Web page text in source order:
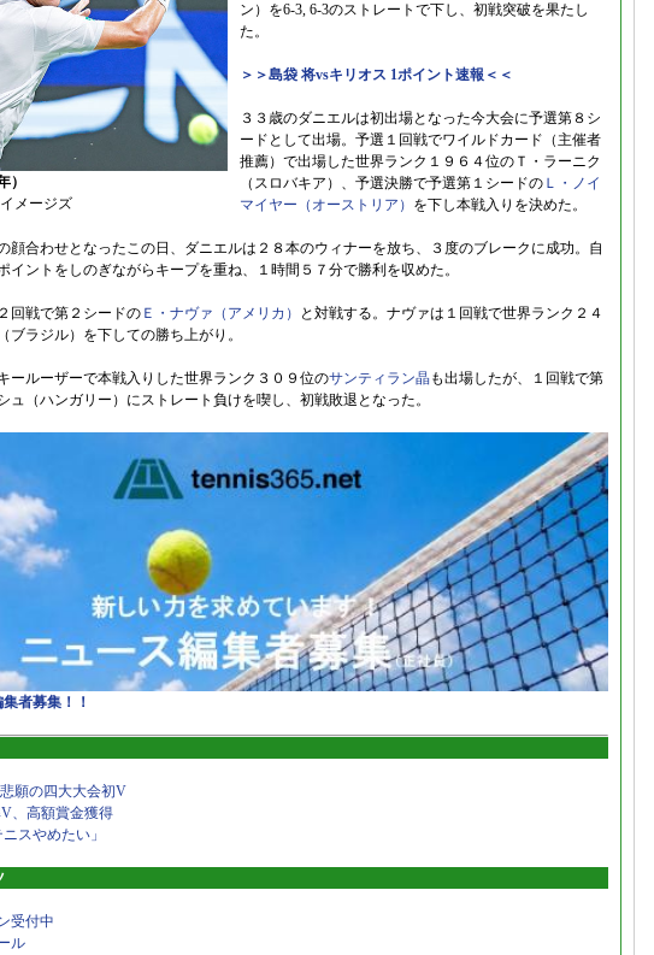
）
メージズ
ン）を6-3, 6-3のストレートで下し、初戦突破を果たし
た。
＞＞島袋 将vsキリオス 1ポイント速報＜＜
３３歳のダニエルは初出場となった今大会に予選第８シ
ードとして出場。予選１回戦でワイルドカード（主催者
推薦）で出場した世界ランク１９６４位のＴ・ラーニク
（スロバキア）、予選決勝で予選第１シードの Ｌ・ノイ
マイヤー（オーストリア） を下し本戦入りを決めた。
顔合わせとなったこの日、ダニエルは２８本のウィナーを放ち、３度のブレークに成功。自
イントをしのぎながらキープを重ね、１時間５７分で勝利を収めた。
回戦で第２シードの Ｅ・ナヴァ（アメリカ）
と対戦する。ナヴァは１回戦で世界ランク２４
ブラジル）を下しての勝ち上がり。
ールーザーで本戦入りした世界ランク３０９位のサンティラン晶も出場したが、１回戦で第
ュ（ハンガリー）にストレート負けを喫し、初戦敗退となった。
者募集！！
願の四大大会初V
V、高額賞金獲得
スやめたい」
受付中
ル